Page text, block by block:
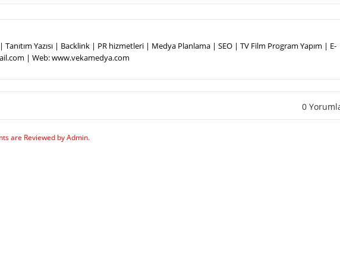
| Tanıtım Yazısı | Backlink | PR hizmetleri | Medya Planlama | SEO | TV Film Program Yapım | E-
| Web: www.vekamedya.com
0
are Reviewed by Admin.